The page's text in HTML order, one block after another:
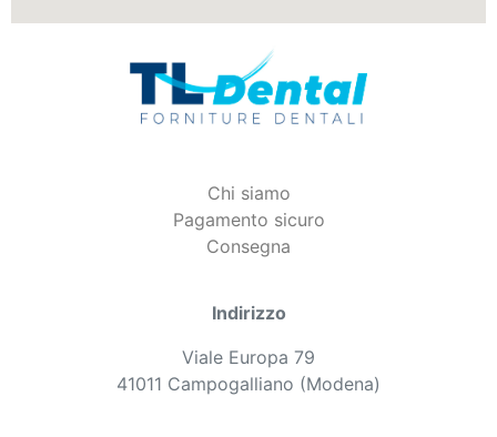
Chi siamo
Pagamento sicuro
Consegna
Indirizzo
Viale Europa 79
41011 Campogalliano (Modena)